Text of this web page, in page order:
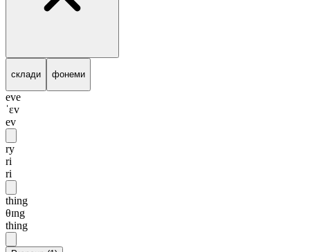
склади фонеми
eve
ˈɛv
ev
ry
ri
ri
thing
θɪng
thing